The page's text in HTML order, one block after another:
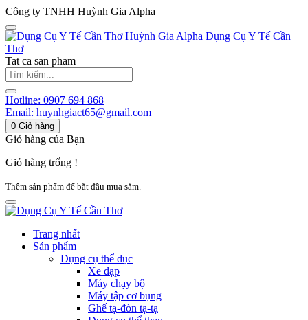
Công ty TNHH Huỳnh Gia Alpha
Huỳnh Gia Alpha Dụng Cụ Y Tế Cần
Thơ
Tat ca san pham
Hotline: 0907 694 868
Email: huynhgiact65@gmail.com
0 Giỏ hàng
Giỏ hàng của Bạn
Giỏ hàng trống !
Thêm sản phẩm để bắt đầu mua sắm.
Trang nhất
Sản phẩm
Dụng cụ thể dục
Xe đạp
Máy chạy bộ
Máy tập cơ bụng
Ghế tạ-đòn tạ-tạ